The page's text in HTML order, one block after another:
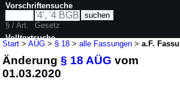
Start >AÜG > § 18 >alle Fassungen >a.F.
Änderung§ 18 AÜG vom
01.03.2020
Vorschriftensuche
§ / Art.
Gesetz
Volltextsuche
nur in AÜG